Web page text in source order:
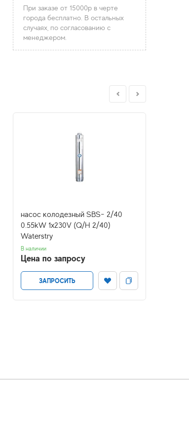
При заказе от 15000р в черте
города бесплатно. В остальных
случаях, по согласованию с
менеджером.
насос колодезный SBS- 2/40
0.55kW 1х230V (Q/H 2/40)
Waterstry
В наличии
Цена по запросу
ЗАПРОСИТЬ